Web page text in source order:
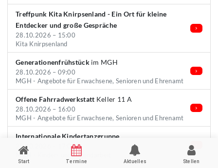
Treffpunk Kita Knirpsenland - Ein Ort für kleine
Entdecker und große Gespräche
28.10.2026 – 15:00
Kita Knirpsenland
Generationenfrühstückim MGH
28.10.2026 – 09:00
MGH - Angebote für Erwachsene, Senioren und Ehrenamt
Offene Fahrradwerkstatt Keller 11 A
28.10.2026 – 16:00
MGH - Angebote für Erwachsene, Senioren und Ehrenamt
Internationale Kindertanzgruppe
28.10.2026 – 17:00
MGH - Kinder- und Jugendarbeit
Start Termine Aktuelles Stellen